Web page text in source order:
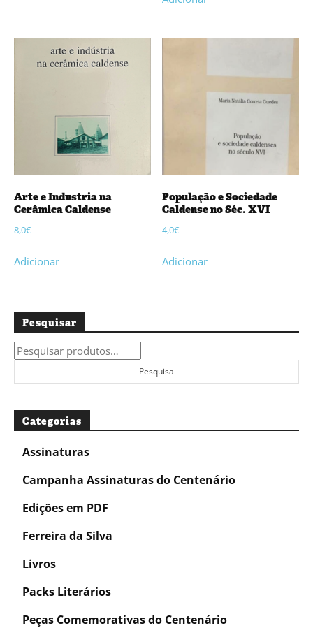
Arte e Industria na
Cerâmica Caldense
8,0€
Adicionar
População e Sociedade
Caldense no Séc. XVI
4,0€
Adicionar
Pesquisar
Pesquisar
por:
Pesquisa
Categorias
Assinaturas
Campanha Assinaturas do Centenário
Edições em PDF
Ferreira da Silva
Livros
Packs Literários
Peças Comemorativas do Centenário